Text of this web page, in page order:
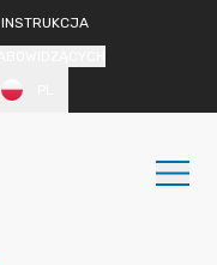
INSTRUKCJA